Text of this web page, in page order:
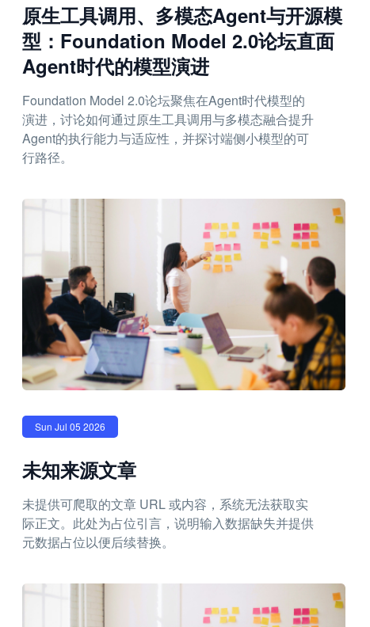
原生工具调用、多模态Agent与开源模
型：Foundation Model 2.0论坛直面
Agent时代的模型演进
Foundation Model 2.0论坛聚焦在Agent时代模型的
演进，讨论如何通过原生工具调用与多模态融合提升
Agent的执行能力与适应性，并探讨端侧小模型的可
行路径。
Sun Jul 05 2026
未知来源文章
未提供可爬取的文章 URL 或内容，系统无法获取实
际正文。此处为占位引言，说明输入数据缺失并提供
元数据占位以便后续替换。